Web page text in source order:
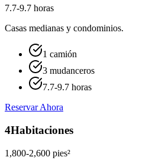
7.7-9.7 horas
Casas medianas y condominios.
1 camión
3 mudanceros
7.7-9.7 horas
Reservar Ahora
4Habitaciones
1,800-2,600 pies²